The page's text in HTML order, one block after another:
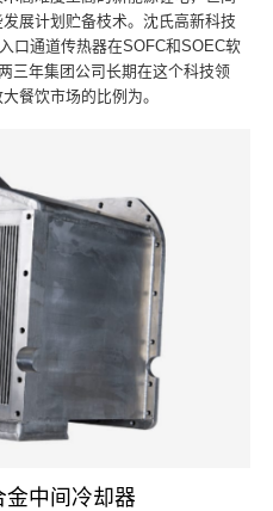
展计划贮备枝术。沈氏高新科技
口通道传热器在SOFC和SOEC软
三年集团公司长期在这个科技领
餐饮市场的比例为。
中间冷却器